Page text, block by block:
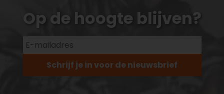
Op de hoogte blijven?
Schrijf je in voor de nieuwsbrief